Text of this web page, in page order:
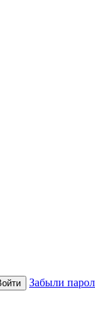
Забыли